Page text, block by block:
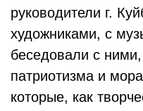
руководители г.
художниками, с
беседовали с
патриотизма и
которые, как